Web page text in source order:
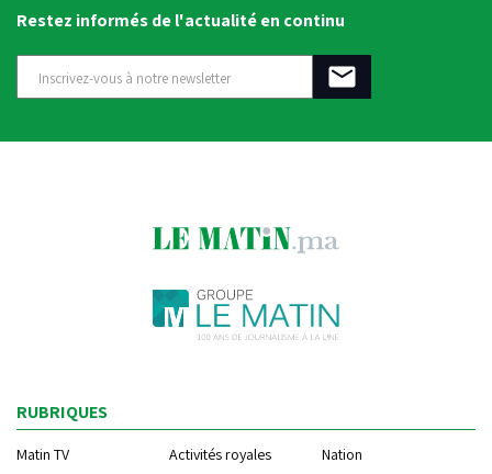
Restez informés de l'actualité en continu
RUBRIQUES
Matin TV Activités royales
Nation